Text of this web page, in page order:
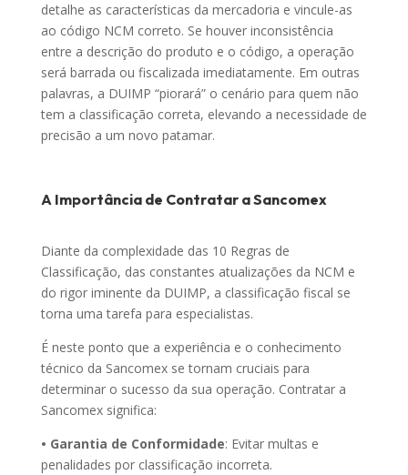
detalhe as características da mercadoria e vincule-as
ao código NCM correto. Se houver inconsistência
entre a descrição do produto e o código, a operação
será barrada ou fiscalizada imediatamente. Em outras
palavras, a DUIMP “piorará” o cenário para quem não
tem a classificação correta, elevando a necessidade de
precisão a um novo patamar.
A Importância de Contratar a Sancomex
Diante da complexidade das 10 Regras de
Classificação, das constantes atualizações da NCM e
do rigor iminente da DUIMP, a classificação fiscal se
torna uma tarefa para especialistas.
É neste ponto que a experiência e o conhecimento
técnico da Sancomex se tornam cruciais para
determinar o sucesso da sua operação. Contratar a
Sancomex significa:
• Garantia de Conformidade: Evitar multas e
penalidades por classificação incorreta.